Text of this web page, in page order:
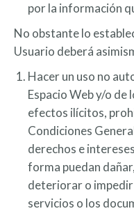
por la información
No obstante lo
Usuario deberá
Hacer un uso no
Espacio Web y/o de
efectos ilícitos,
Condiciones
derechos e
forma puedan
deteriorar o
servicios o los